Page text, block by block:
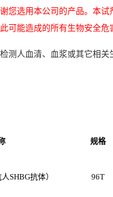
您选用本公司的产品。本
可能造成的所有生物安全危
测人血清、血浆或其它相关
规格
SHBG抗体） 96T